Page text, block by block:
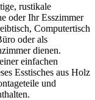
rustikale
oder Ihr Esszimmer
Computertisch
oder als
dienen.
einfachen
Esstisches aus Holz
und